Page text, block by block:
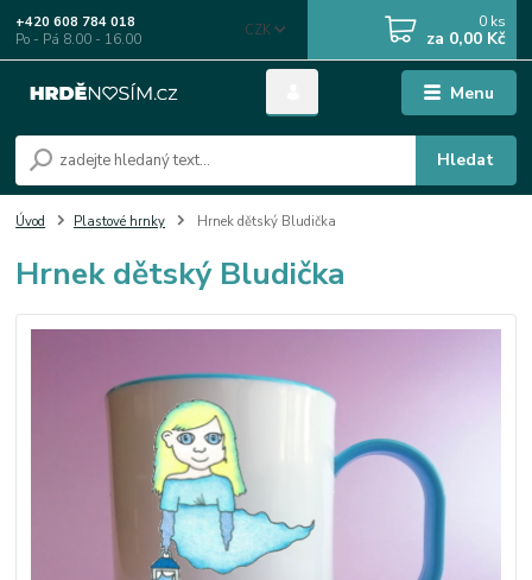
Menu
CZK
Hledat
+420 608 784 018
Po - Pá 8.00 - 16.00
0 ks
za 0,00 Kč
Úvod Plastové hrnky Hrnek dětský Bludička
Hrnek dětský Bludička